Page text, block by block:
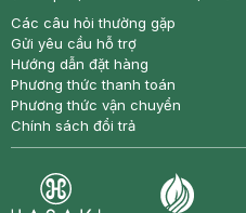
Các câu hỏi thường gặp
Gửi yêu cầu hỗ trợ
Hướng dẫn đặt hàng
Phương thức thanh toán
Phương thức vận chuyển
Chính sách đổi trả